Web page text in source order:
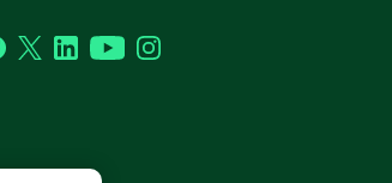
Facebook
TwitterLinkedInYouTubeInstagram